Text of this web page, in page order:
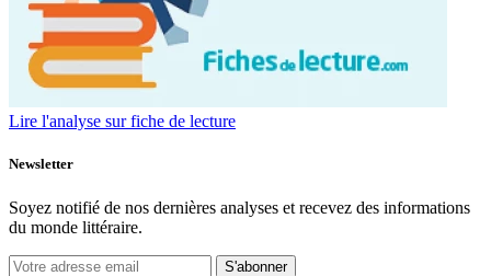
Lire l'analyse sur fiche de lecture
Newsletter
Soyez notifié de nos dernières analyses et recevez des informations
du monde littéraire.
S'abonner